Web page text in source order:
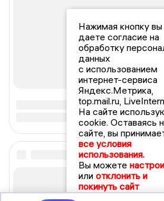
Нажимая кнопку вы
даете согласие на
обработку
данных
с использованием
интернет-сервиса
Яндекс.Метрика,
top.mail.ru,
На сайте
cookie. Оставаясь
сайте, вы
все условия
использования.
Вы можете
или отклонить и
покинуть сайт